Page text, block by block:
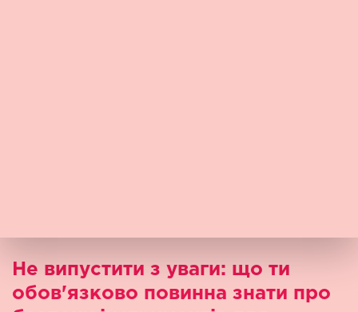
Не випустити з уваги: що ти
обов'язково повинна знати про